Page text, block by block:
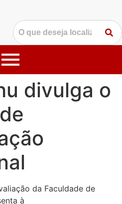
divulga o
da Faculdade de
à